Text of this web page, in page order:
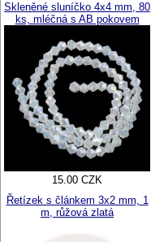
Skleněné sluníčko 4x4 mm, 80
ks, mléčná s AB pokovem
15.00 CZK
Řetízek s článkem 3x2 mm, 1
m, růžová zlatá